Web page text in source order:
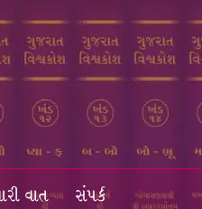
વાત સંપર્ક